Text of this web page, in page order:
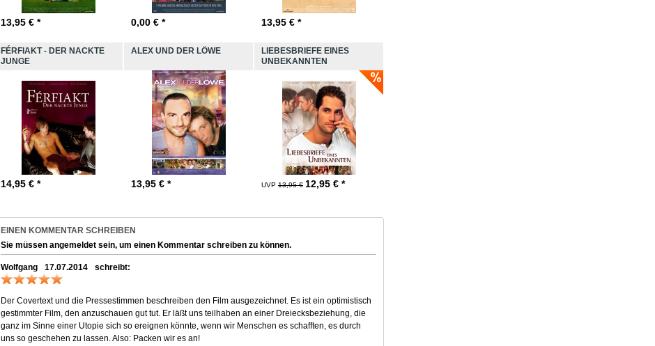
13,95 € * 0,00 € * 13,95 € *
FÉRFIAKT - DER NACKTE
JUNGE
14,95 € *
ALEX UND DER LÖWE
13,95 € *
LIEBESBRIEFE EINES
UNBEKANNTEN
UVP 13,95 € 12,95 € *
EINEN KOMMENTAR SCHREIBEN
Sie müssen angemeldet sein, um einen Kommentar schreiben zu können.
Wolfgang schreibt:
17.07.2014
Der Covertext und die Pressestimmen beschreiben den Film ausgezeichnet. Es ist ein optimistisch
gestimmter Film, den anzuschauen gut tut. Er läßt uns teilhaben an einer Dreiecksbeziehung, die
ganz im Sinne einer Utopie sich so ereignen könnte, wenn wir Menschen es schafften, es durch
uns so geschehen zu lassen. Also: Packen wir es an!